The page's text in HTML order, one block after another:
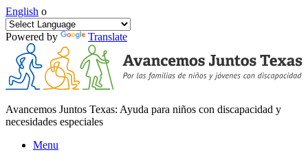
English o
Powered by Translate
Avancemos Juntos Texas: Ayuda para niños con discapacidad y
necesidades especiales
Menu